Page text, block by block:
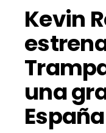
Kevin
una
España